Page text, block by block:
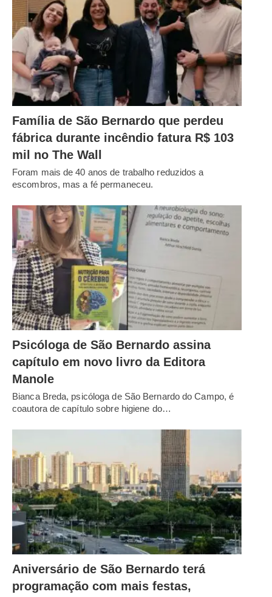
Família de São Bernardo que perdeu
fábrica durante incêndio fatura R$ 103
mil no The Wall
Foram mais de 40 anos de trabalho reduzidos a
escombros, mas a fé permaneceu.
Psicóloga de São Bernardo assina
capítulo em novo livro da Editora
Manole
Bianca Breda, psicóloga de São Bernardo do Campo, é
coautora de capítulo sobre higiene do…
Aniversário de São Bernardo terá
programação com mais festas,